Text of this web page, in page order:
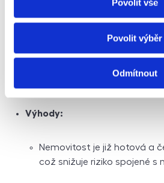
Povolit vše
Povolit výběr
Odmítnout
může prodloužit čekání na
Dokončená novostavba:
Výhody:
Nemovitost je již hotová a
což snižuje riziko spojené s